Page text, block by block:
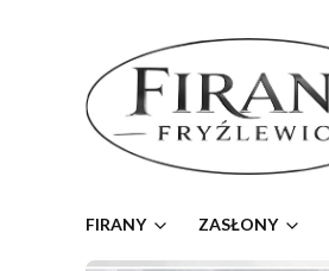
FIRANY ZASŁONY